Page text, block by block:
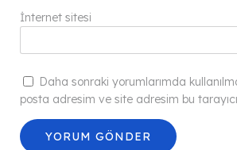
İnternet sitesi
Daha sonraki yorumlarımda
posta adresim ve site adresim bu